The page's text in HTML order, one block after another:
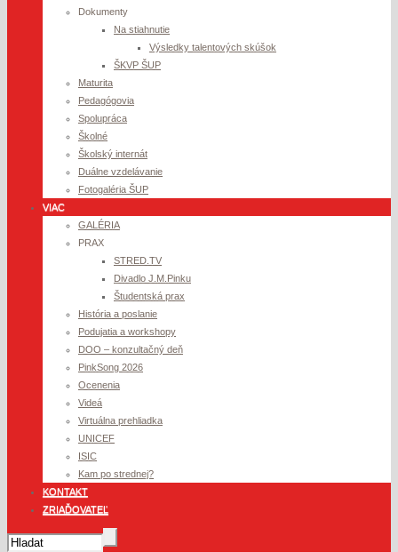
Dokumenty
Na stiahnutie
Výsledky talentových skúšok
ŠKVP ŠUP
Maturita
Pedagógovia
Spolupráca
Školné
Školský internát
Duálne vzdelávanie
Fotogaléria ŠUP
VIAC
GALÉRIA
PRAX
STRED.TV
Divadlo J.M.Pinku
Študentská prax
História a poslanie
Podujatia a workshopy
DOO – konzultačný deň
PinkSong 2026
Ocenenia
Videá
Virtuálna prehliadka
UNICEF
ISIC
Kam po strednej?
KONTAKT
ZRIAĎOVATEĽ